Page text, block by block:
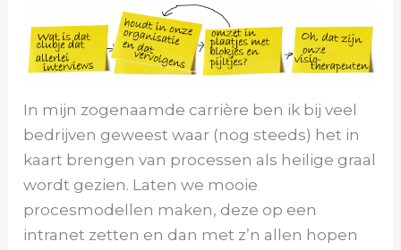
In mijn zogenaamde carrière ben ik bij veel
bedrijven geweest waar (nog steeds) het in
kaart brengen van processen als heilige graal
wordt gezien. Laten we mooie
procesmodellen maken, deze op een
intranet zetten en dan met z’n allen hopen